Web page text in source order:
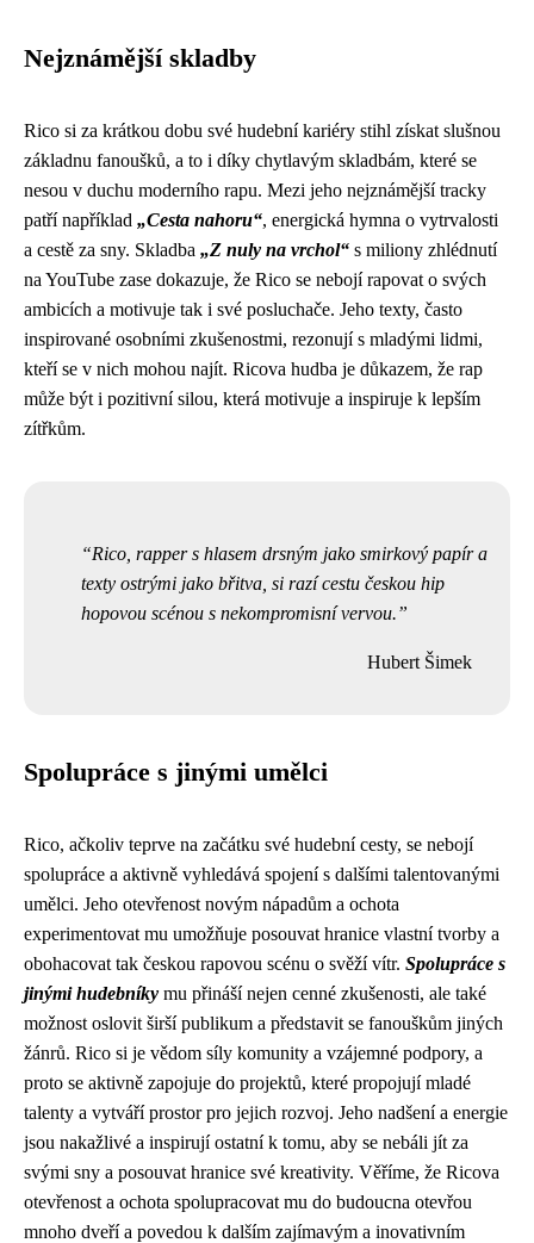
Nejznámější skladby
Rico si za krátkou dobu své hudební kariéry stihl získat slušnou
základnu fanoušků, a to i díky chytlavým skladbám, které se
nesou v duchu moderního rapu. Mezi jeho nejznámější tracky
patří například „Cesta nahoru“, energická hymna o vytrvalosti
a cestě za sny. Skladba „Z nuly na vrchol“ s miliony zhlédnutí
na YouTube zase dokazuje, že Rico se nebojí rapovat o svých
ambicích a motivuje tak i své posluchače. Jeho texty, často
inspirované osobními zkušenostmi, rezonují s mladými lidmi,
kteří se v nich mohou najít. Ricova hudba je důkazem, že rap
může být i pozitivní silou, která motivuje a inspiruje k lepším
zítřkům.
Rico, rapper s hlasem drsným jako smirkový papír a
texty ostrými jako břitva, si razí cestu českou hip
hopovou scénou s nekompromisní vervou.
Hubert Šimek
Spolupráce s jinými umělci
Rico, ačkoliv teprve na začátku své hudební cesty, se nebojí
spolupráce a aktivně vyhledává spojení s dalšími talentovanými
umělci. Jeho otevřenost novým nápadům a ochota
experimentovat mu umožňuje posouvat hranice vlastní tvorby a
obohacovat tak českou rapovou scénu o svěží vítr. Spolupráce s
jinými hudebníky mu přináší nejen cenné zkušenosti, ale také
možnost oslovit širší publikum a představit se fanouškům jiných
žánrů. Rico si je vědom síly komunity a vzájemné podpory, a
proto se aktivně zapojuje do projektů, které propojují mladé
talenty a vytváří prostor pro jejich rozvoj. Jeho nadšení a energie
jsou nakažlivé a inspirují ostatní k tomu, aby se nebáli jít za
svými sny a posouvat hranice své kreativity. Věříme, že Ricova
otevřenost a ochota spolupracovat mu do budoucna otevřou
mnoho dveří a povedou k dalším zajímavým a inovativním